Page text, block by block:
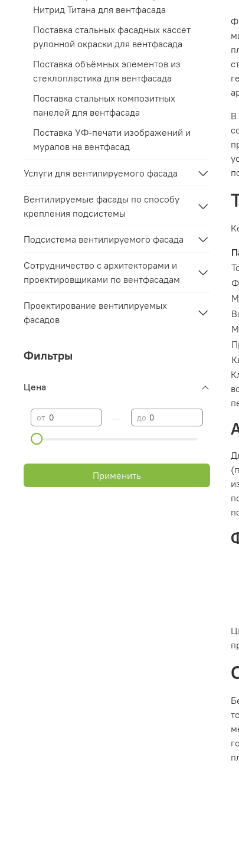
В
Нитрид Титана для вентфасада
Поставка стальных фасадных кассет
рулонной окраски для вентфасада
Поставка объёмных элементов из
стеклопластика для вентфасада
Поставка стальных композитных
панелей для вентфасада
Поставка УФ-печати изображений и
муралов на вентфасад
Услуги для вентилируемого фасада
Вентилируемые фасады по способу
крепления подсистемы
Подсистема вентилируемого фасада
Сотрудничество с архитекторами и
проектировщиками по вентфасадам
Проектирование вентилируемых
фасадов
Фильтры
Цена
от до
Применить